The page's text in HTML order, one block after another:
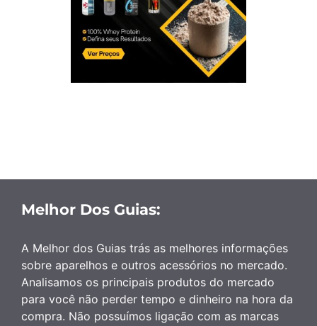
Melhor Dos Guias:
A Melhor dos Guias trás as melhores informações
sobre aparelhos e outros acessórios no mercado.
Analisamos os principais produtos do mercado
para você não perder tempo e dinheiro na hora da
compra. Não possuímos ligação com as marcas